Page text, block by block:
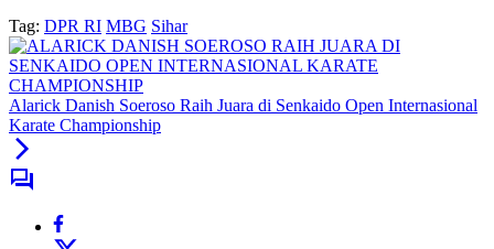
Tag: DPR RI MBG Sihar
Alarick Danish Soeroso Raih Juara di Senkaido Open Internasional
Karate Championship